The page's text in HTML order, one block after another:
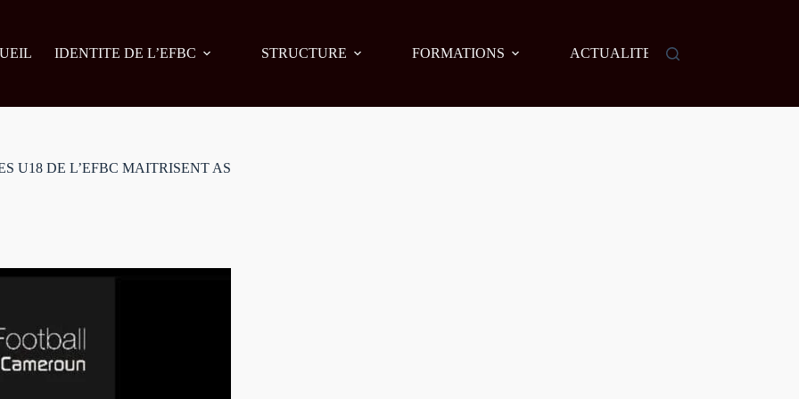
IDENTITE DE L’EFBC STRUCTURE FORMATIONS ACTUALITES
U18 DE L’EFBC MAITRISENT AS